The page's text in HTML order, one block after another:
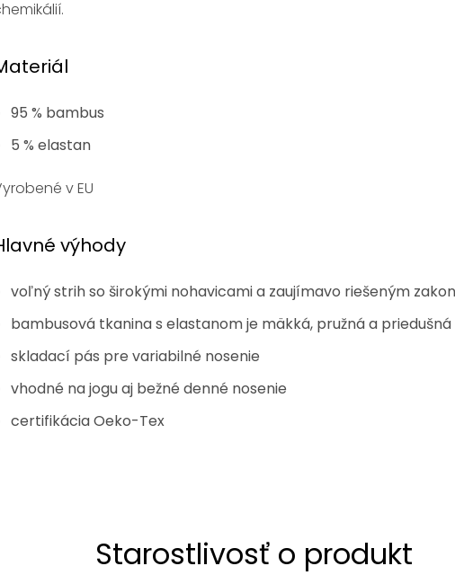
95 % bambus
5 % elastan
v EU
výhody
voľný strih so širokými nohavicami a zaujímavo riešeným
bambusová tkanina s elastanom je mäkká, pružná a priedušná
skladací pás pre variabilné nosenie
vhodné na jogu aj bežné denné nosenie
certifikácia Oeko-Tex
Starostlivosť o produkt